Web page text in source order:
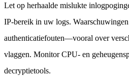
Let op herhaalde mislukte
IP-bereik in uw logs.
authenticatiefouten—vooral over
vlaggen. Monitor CPU- en
decryptietools.